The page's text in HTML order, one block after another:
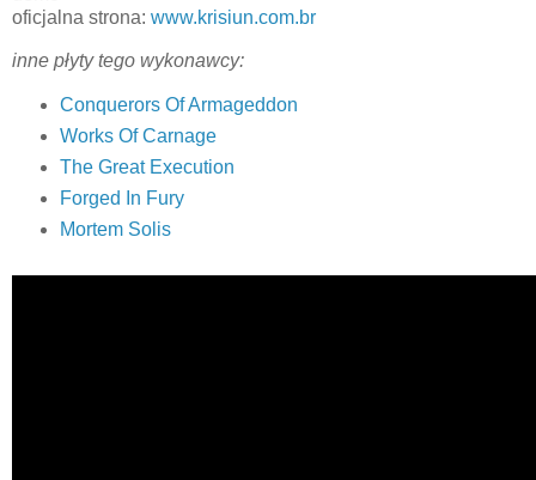
oficjalna strona: www.krisiun.com.br
inne płyty tego wykonawcy:
Conquerors Of Armageddon
Works Of Carnage
The Great Execution
Forged In Fury
Mortem Solis